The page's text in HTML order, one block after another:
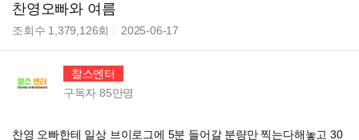
찬영오빠와 여름
조회수 1,379,126회 2025-06-17
찰스엔터
구독자85만명
찬영 오빠한테 일상 브이로그에 5분 들어갈 분량만 찍는다해놓고 30